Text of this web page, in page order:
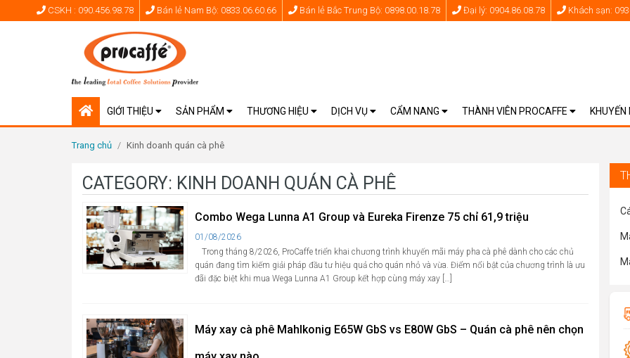
CSKH : 090.456.98.78 Bán lẻ Nam Bộ: 0833.06.60.66 Bán lẻ Bắc Trung Bộ: 0898.00.18.78 Đại lý: 0904.86.08.78 Khách sạn:
GIỚI THIỆU SẢN PHẨM THƯƠNG HIỆU DỊCH VỤ CẨM NANG THÀNH VIÊN PROCAFFE KHUYẾN
Trang chủ / Kinh doanh quán cà phê
CATEGORY: KINH DOANH QUÁN CÀ PHÊ
Combo Wega Lunna A1 Group và Eureka Firenze 75 chỉ 61,9 triệu
Cập
nhật
01/08/2026
Trong tháng 8/2026, ProCaffe triển khai chương trình khuyến mãi máy pha cà phê dành cho các chủ
quán đang tìm kiếm giải pháp đầu tư hiệu quả cho quán nhỏ và vừa. Điểm nổi bật của chương trình là ưu
đãi đặc biệt khi mua Wega Lunna A1 Group kết hợp cùng máy xay […]
Máy xay cà phê Mahlkonig E65W GbS vs E80W GbS – Quán cà phê nên chọn